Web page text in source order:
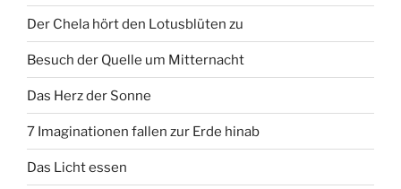
Der Chela hört den Lotusblüten zu
Besuch der Quelle um Mitternacht
Das Herz der Sonne
7 Imaginationen fallen zur Erde hinab
Das Licht essen